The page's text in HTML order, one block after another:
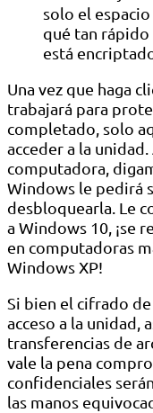
solo el
qué tan rápido
está
Una vez que haga
trabajará para
completado, solo
acceder a la
computadora,
Windows le pedirá
desbloquearla. Le
a Windows 10, ¡se
en computadoras
Windows XP!
Si bien el cifrado
acceso a la unidad,
transferencias de
vale la pena
confidenciales
las manos